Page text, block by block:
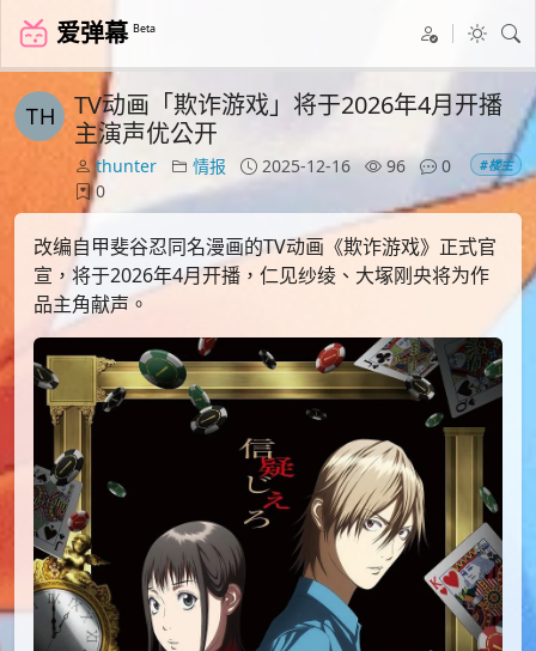
爱弹幕 Beta
TV动画「欺诈游戏」将于2026年4月开播
主演声优公开
thunter 情报 2025-12-16 96
0
0
#楼主
改编自甲斐谷忍同名漫画的TV动画《欺诈游戏》正式官
宣，将于2026年4月开播，仁见纱绫、大塚刚央将为作
品主角献声。